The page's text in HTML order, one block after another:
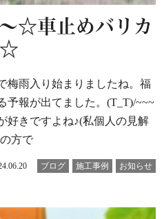
☆車止めバリカ
☆
梅雨入り始まりましたね。福
予報が出てました。(T_T)/~~~
好きですよね♪(私個人の見解
方で
ブログ 施工事例 お知らせ